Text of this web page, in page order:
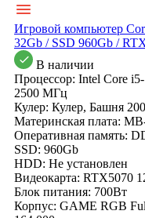
Игровой компьютер
32Gb / SSD 960Gb /
В наличии
Процессор: Intel Core
2500 МГц
Кулер: Кулер, Башня
Материнская плата:
Оперативная память:
SSD: 960Gb
HDD: Не установлен
Видеокарта: RTX5070
Блок питания: 700Вт
Корпус: GAME RGB